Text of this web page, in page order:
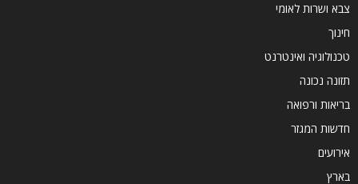
צבא ושרות לאומי
חינוך
טכנולוגיה ואינטרנט
תזונה נכונה
בריאות ורפואה
חדשות המגזר
אירועים
בארץ